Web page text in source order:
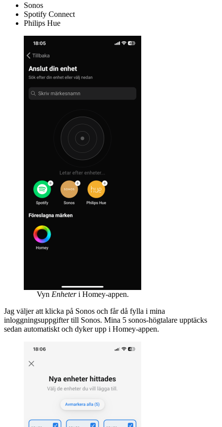
Sonos
Spotify Connect
Philips Hue
Vyn Enheteri Homey-appen.
Jag väljer att klicka på Sonos och får då fylla i mina
inloggningsuppgifter till Sonos. Mina 5 sonos-högtalare upptäcks
sedan automatiskt och dyker upp i Homey-appen.